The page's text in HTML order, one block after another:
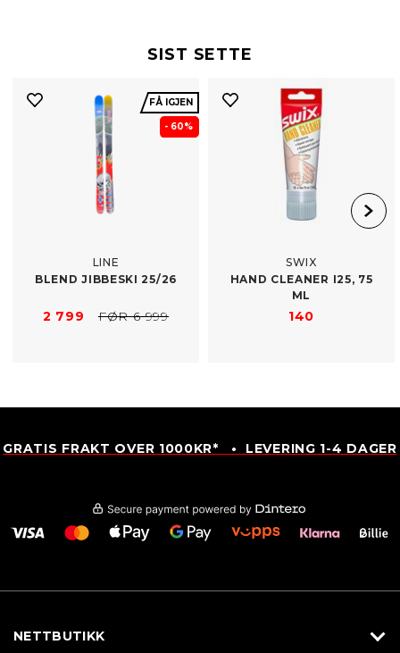
SIST SETTE
FÅ IGJEN
- 60%
LINE
BLEND JIBBESKI 25/​26
2 799 FØR 6 999
SWIX
HAND CLEANER I25, 75
ML
140
GRATIS FRAKT OVER 1000KR* • LEVERING 1-4 DAGER
NETTBUTIKK